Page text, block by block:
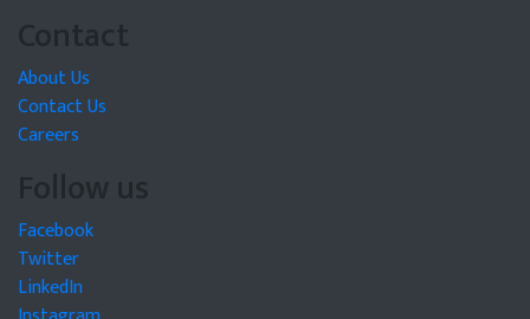
Contact
About Us
Contact Us
Careers
Follow us
Facebook
Twitter
LinkedIn